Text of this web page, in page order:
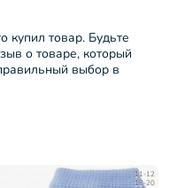
купил товар. Будьте
о товаре, который
выбор в
11-12
18-20